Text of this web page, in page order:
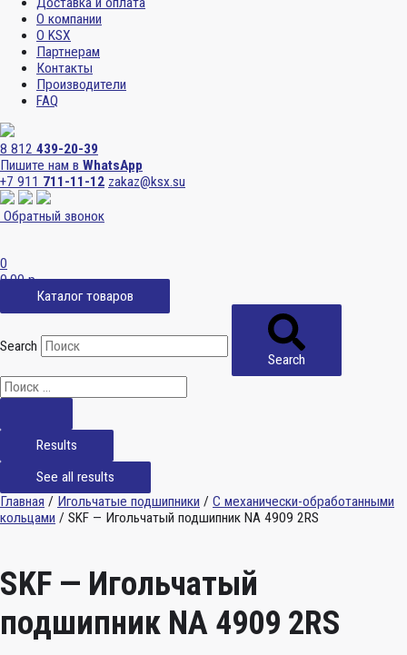
О компании
О KSX
Партнерам
Контакты
Производители
FAQ
8 812 439-20-39
Пишите нам в WhatsApp
+7 911 711-11-12 zakaz@ksx.su
Обратный звонок
0
0,00р.
Каталог товаров
Search
Search
Results
See all results
Главная / Игольчатые подшипники / С механически-обработанными
кольцами / SKF — Игольчатый подшипник NA 4909 2RS
SKF — Игольчатый
подшипник NA 4909 2RS